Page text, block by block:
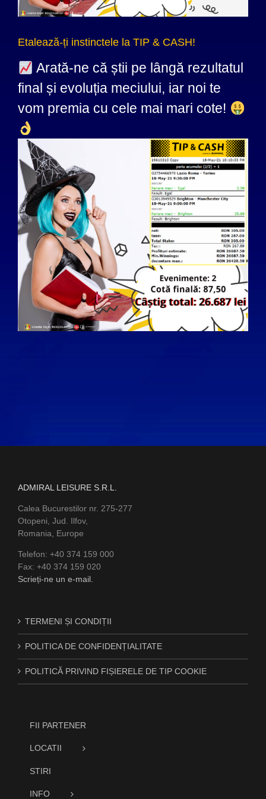
Etalează-ți instinctele la TIP & CASH!
Arată-ne că știi pe lângă rezultatul
final și evoluția meciului, iar noi te
vom premia cu cele mai mari cote!
ADMIRAL LEISURE S.R.L.
Calea Bucurestilor nr. 275-277
Otopeni, Jud. Ilfov,
Romania, Europe
Telefon: +40 374 159 000
Fax: +40 374 159 020
Scrieți-ne un e-mail.
TERMENI ȘI CONDIȚII
POLITICA DE CONFIDENȚIALITATE
POLITICĂ PRIVIND FIȘIERELE DE TIP COOKIE
FII PARTENER
LOCATII
STIRI
INFO